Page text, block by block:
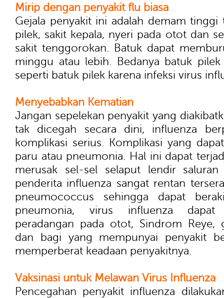
Mirip dengan penyakit flu biasa
Gejala penyakit ini adalah demam
pilek, sakit kepala, nyeri pada otot dan
sakit tenggorokan. Batuk dapat
minggu atau lebih. Bedanya batuk pilek
seperti batuk pilek karena infeksi virus
Menyebabkan Kematian
Jangan sepelekan penyakit yang
tak dicegah secara dini, influenza
komplikasi serius. Komplikasi yang
paru atau pneumonia. Hal ini dapat
merusak sel-sel selaput lendir saluran
penderita influenza sangat rentan
pneumococcus sehingga dapat
pneumonia, virus influenza dapat
peradangan pada otot, Sindrom Reye,
dan bagi yang mempunyai penyakit
memperberat keadaan penyakitnya.
Vaksinasi untuk Melawan Virus Influenza
Pencegahan penyakit influenza